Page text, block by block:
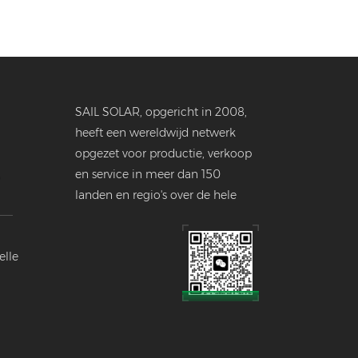
SAIL SOLAR, opgericht in 2008,
heeft een wereldwijd netwerk
opgezet voor productie, verkoop
en service in meer dan 150
landen en regio's over de hele